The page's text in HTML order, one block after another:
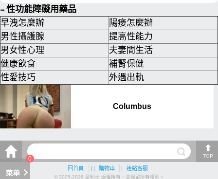
➠ 性功能障礙用藥品
早洩怎麼辦
陽痿怎麼辦
男性攝護腺
提高性能力
男女性心理
夫妻間生活
健康飲食
補腎保健
性愛技巧
外遇出軌
TOP
回首頁 購物車 連絡客服
© 2005-2026 犀利士 版權所有，並保留所有權利。
0